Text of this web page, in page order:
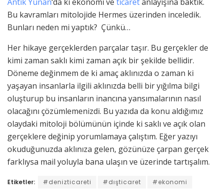
Bu kavramları mitolojide Hermes üzerinden inceledik.
Bunları neden mi yaptık? Çünkü…
Her hikaye gerçeklerden parçalar taşır. Bu gerçekler de
kimi zaman saklı kimi zaman açık bir şekilde bellidir.
Döneme değinmem de ki amaç aklınızda o zaman ki
yaşayan insanlarla ilgili aklınızda belli bir yığılma bilgi
oluşturup bu insanların inancına yansımalarının nasıl
olacağını çözümlemenizdi. Bu yazıda da konu aldığımız
olaydaki mitoloji bölümünün içinde ki saklı ve açık olan
gerçeklere değinip yorumlamaya çalıştım. Eğer yazıyı
okuduğunuzda aklınıza gelen, gözünüze çarpan gerçek
farklıysa mail yoluyla bana ulaşın ve üzerinde tartışalım.
Etiketler: #denizticareti #dışticaret
#ekonomi